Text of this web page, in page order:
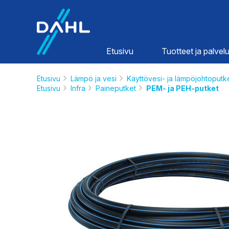
Etusivu Tuotteet ja
vesi
Etusivu Lämpö ja vesi Käyttövesi- ja
Etusivu
Infra Paineputket PEM- ja PEH-putket